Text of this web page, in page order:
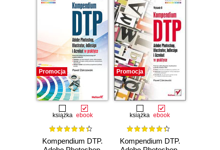
Promocja
książka ebook
Kompendium DTP.
Promocja
książka ebook
Kompendium DTP.